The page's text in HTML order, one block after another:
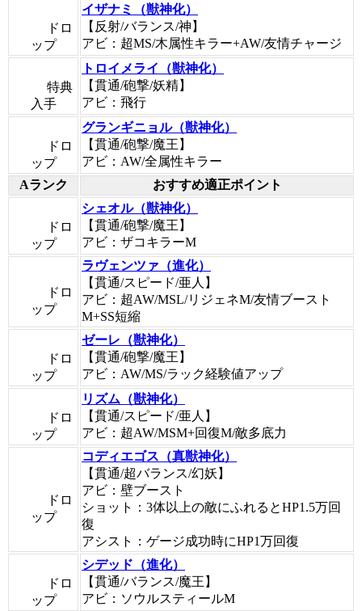
ドロ
ップ
イザナミ（獣神化）
【反射/バランス/神】
アビ：超MS/木属性キラー+AW/友情チャージ
特典
入手
トロイメライ（獣神化）
【貫通/砲撃/妖精】
アビ：飛行
ドロ
ップ
グランギニョル（獣神化）
【貫通/砲撃/魔王】
アビ：AW/全属性キラー
Aランク
おすすめ適正ポイント
ドロ
ップ
シェオル（獣神化）
【貫通/砲撃/魔王】
アビ：ザコキラーM
ドロ
ップ
ラヴェンツァ（進化）
【貫通/スピード/亜人】
アビ：超AW/MSL/リジェネM/友情ブースト
M+SS短縮
ドロ
ップ
ゼーレ（獣神化）
【貫通/砲撃/魔王】
アビ：AW/MS/ラック経験値アップ
ドロ
ップ
リズム（獣神化）
【貫通/スピード/亜人】
アビ：超AW/MSM+回復M/敵多底力
ドロ
ップ
コディエゴス（真獣神化）
【貫通/超バランス/幻妖】
アビ：壁ブースト
ショット：3体以上の敵にふれるとHP1.5万回
復
アシスト：ゲージ成功時にHP1万回復
ドロ
ップ
シデッド（進化）
【貫通/バランス/魔王】
アビ：ソウルスティールM